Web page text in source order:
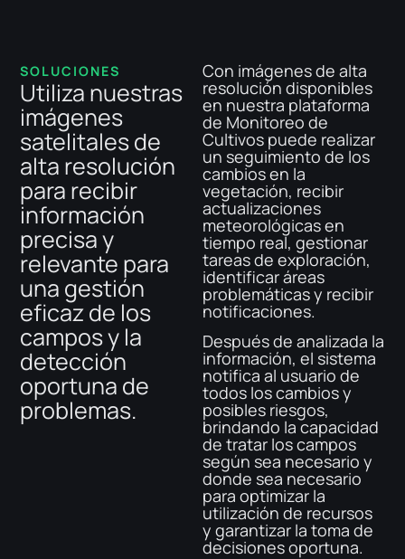
SOLUCIONES
Utiliza nuestras
imágenes
satelitales de
alta resolución
para recibir
información
precisa y
relevante para
una gestión
eficaz de los
campos y la
detección
oportuna de
problemas.
Con imágenes de alta
resolución disponibles
en nuestra plataforma
de Monitoreo de
Cultivos puede realizar
un seguimiento de los
cambios en la
vegetación, recibir
actualizaciones
meteorológicas en
tiempo real, gestionar
tareas de exploración,
identificar áreas
problemáticas y recibir
notificaciones.
Después de analizada la
información, el sistema
notifica al usuario de
todos los cambios y
posibles riesgos,
brindando la capacidad
de tratar los campos
según sea necesario y
donde sea necesario
para optimizar la
utilización de recursos
y garantizar la toma de
decisiones oportuna.